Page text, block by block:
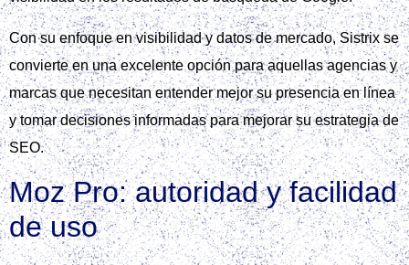
Con su enfoque en visibilidad y datos de mercado, Sistrix se
convierte en una excelente opción para aquellas agencias y
marcas que necesitan entender mejor su presencia en línea
y tomar decisiones informadas para mejorar su estrategia de
SEO.
Moz Pro: autoridad y facilidad
de uso